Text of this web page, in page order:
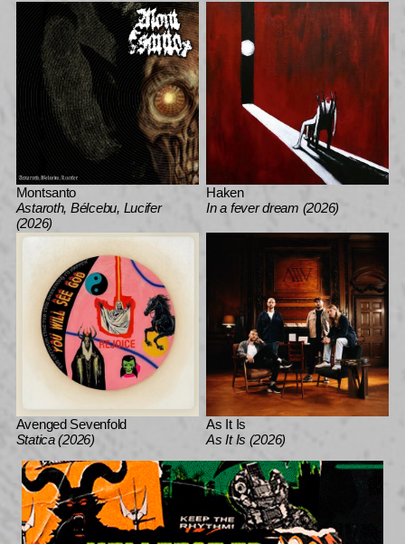
Montsanto
Astaroth, Bélcebu, Lucifer
(2026)
Haken
In a fever dream (2026)
Avenged Sevenfold
Statica (2026)
As It Is
As It Is (2026)